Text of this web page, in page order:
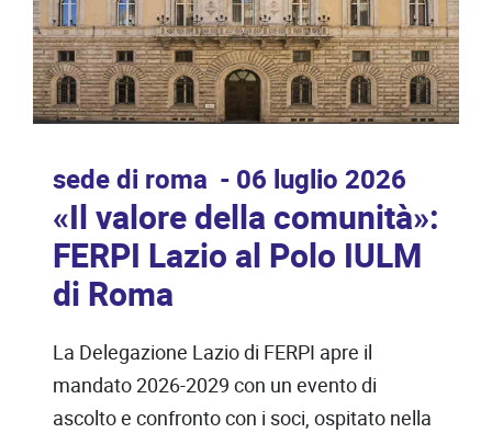
sede di roma 06 luglio 2026
«Il valore della comunità»:
FERPI Lazio al Polo IULM
di Roma
La Delegazione Lazio di FERPI apre il
mandato 2026-2029 con un evento di
ascolto e confronto con i soci, ospitato nella